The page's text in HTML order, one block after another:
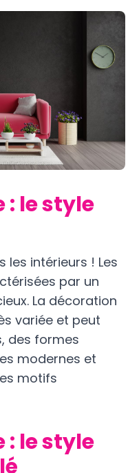
: le style
les intérieurs ! Les
par un
La décoration
variée et peut
des formes
modernes et
motifs
: le style